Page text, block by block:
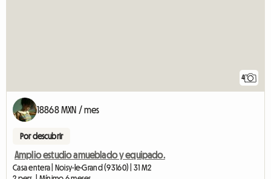
4
18868 MXN / mes
Por descubrir
Amplio estudio amueblado y equipado.
Casa entera | Noisy-le-Grand (93160) | 31 M2